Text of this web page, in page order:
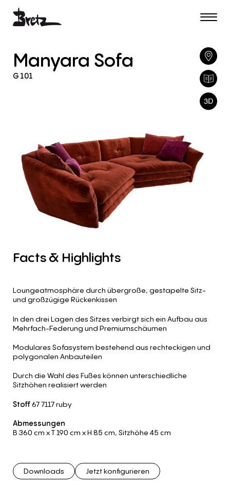
Manyara Sofa
G 101
Facts& Highlights
Loungeatmosphäre durch übergroße, gestapelte Sitz-
und großzügige Rückenkissen
In den drei Lagen des Sitzes verbirgt sich ein Aufbau aus
Mehrfach-Federung und Premiumschäumen
Modulares Sofasystem bestehend aus rechteckigen und
polygonalen Anbauteilen
Durch die Wahl des Fußes können unterschiedliche
Sitzhöhen realisiert werden
Stoff67 7117 ruby
Abmessungen
B 360 cm x T 190 cm x H 85 cm, Sitzhöhe 45 cm
Downloads Jetzt konfigurieren